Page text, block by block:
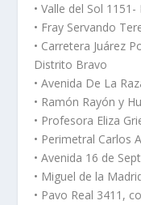
• Valle del Sol
• Fray Servando
• Carretera Juárez
Distrito Bravo
• Avenida De La
• Ramón Rayón y
• Profesora Eliza
• Perimetral Carlos
• Avenida 16 de
• Miguel de la
• Pavo Real 3411,